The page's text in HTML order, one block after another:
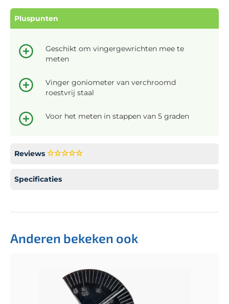
Pluspunten
Geschikt om vingergewrichten mee te
meten
Vinger goniometer van verchroomd
roestvrij staal
Voor het meten in stappen van 5 graden
Reviews
Specificaties
Anderen bekeken ook